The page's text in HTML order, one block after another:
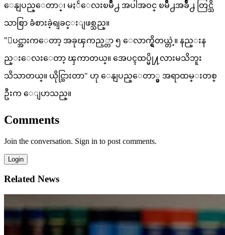
ေနျပည္ေတာ္၊ မႏၲေလးၿမိဳ႕ အပါအဝင္ ၿမိဳ႕အခ်ိဳ႕ တြင္သိ
သာစြာ ခံစားခဲ့ရျခင္းျဖစ္သည္။
"ျပင္အားက‌ေတာ့ အခုၾကည့္တာ ၅ ေလာက္ရွိတယ္တဲ့။ နည္းန
ည္းေလးေတာ့ ၾကာတယ္။ အေပၚထပ္မို႔လားမသိဘူး
သိသာတယ္။ ယိုင္သြားတာ" ဟု ေနျပည္ေတာ္မွ အရာထမ္းတစ္
ဦးက ေျပာသည္။
Comments
Join the conversation. Sign in to post comments.
Login
Related News